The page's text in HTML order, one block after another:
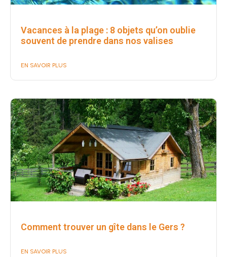
Vacances à la plage : 8 objets qu’on oublie
souvent de prendre dans nos valises
EN SAVOIR PLUS
Comment trouver un gîte dans le Gers ?
EN SAVOIR PLUS